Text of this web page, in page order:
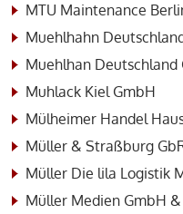
MTU Maintenance
Muehlhahn
Muehlhan Deutschland
Muhlack Kiel GmbH
Mülheimer Handel
Müller & Straßburg
Müller Die lila Logistik
Müller Medien GmbH &